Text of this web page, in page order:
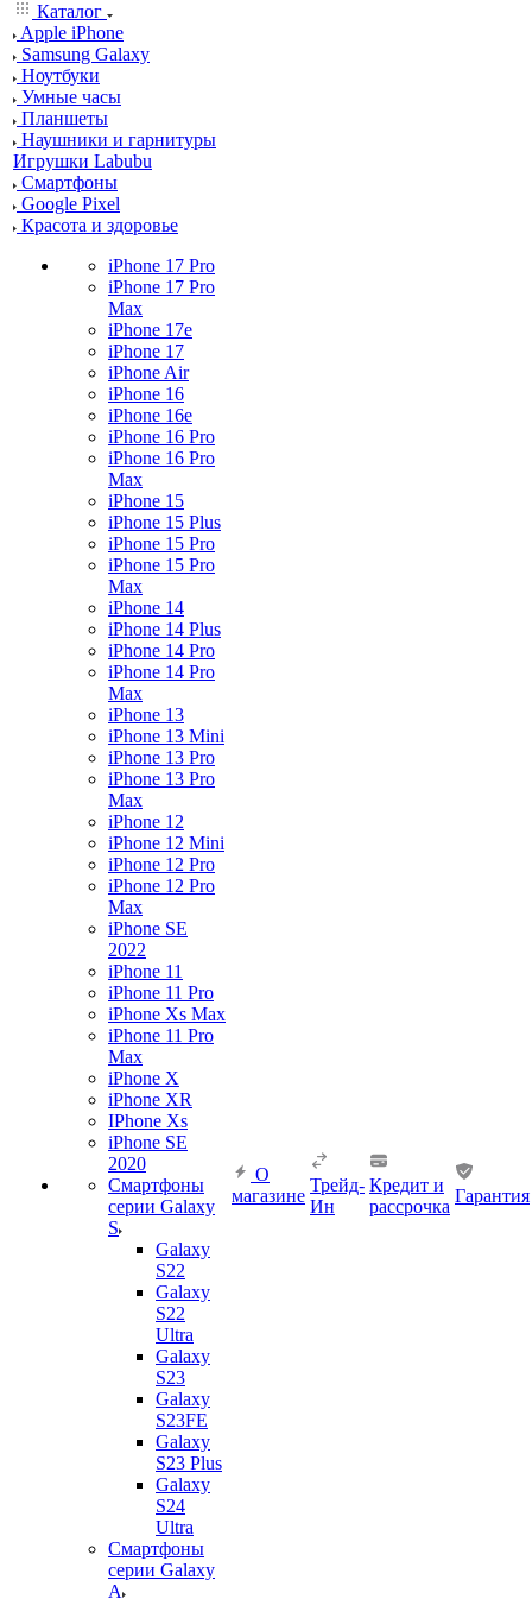
Каталог
Apple iPhone
Samsung Galaxy
Ноутбуки
Умные часы
Планшеты
Наушники и гарнитуры
Игрушки Labubu
Смартфоны
Google Pixel
Красота и здоровье
iPhone 17 Pro
iPhone 17 Pro
Max
iPhone 17e
iPhone 17
iPhone Air
iPhone 16
iPhone 16e
iPhone 16 Pro
iPhone 16 Pro
Max
iPhone 15
iPhone 15 Plus
iPhone 15 Pro
iPhone 15 Pro
Max
iPhone 14
iPhone 14 Plus
iPhone 14 Pro
iPhone 14 Pro
Max
iPhone 13
iPhone 13 Mini
iPhone 13 Pro
iPhone 13 Pro
Max
iPhone 12
iPhone 12 Mini
iPhone 12 Pro
iPhone 12 Pro
Max
iPhone SE
2022
iPhone 11
iPhone 11 Pro
iPhone Xs Max
iPhone 11 Pro
Max
iPhone X
iPhone XR
IPhone Xs
iPhone SE
2020
Смартфоны
серии Galaxy
S
Galaxy
S22
Galaxy
S22
Ultra
Galaxy
S23
Galaxy
S23FE
Galaxy
S23 Plus
Galaxy
S24
Ultra
Смартфоны
серии Galaxy
A
О
магазине
Трейд-
Ин
Кредит и
рассрочка
Гарантия